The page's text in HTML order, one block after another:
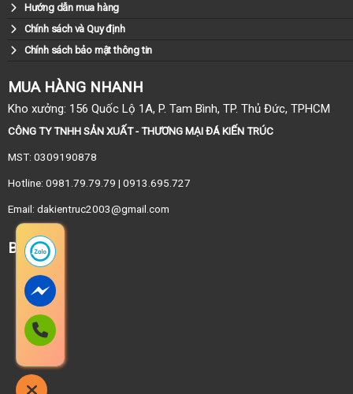
Hướng dẫn mua hàng
Chính sách và Quy định
Chính sách bảo mật thông tin
MUA HÀNG NHANH
Kho xưởng: 156 Quốc Lộ 1A, P. Tam Bình, TP. Thủ Đức, TPHCM
CÔNG TY TNHH SẢN XUẤT - THƯƠNG MẠI ĐÁ KIẾN TRÚC
MST: 0309190878
Hotline: 0981.79.79.79 | 0913.695.727
Email: dakientruc2003@gmail.com
BẢN ĐỒ